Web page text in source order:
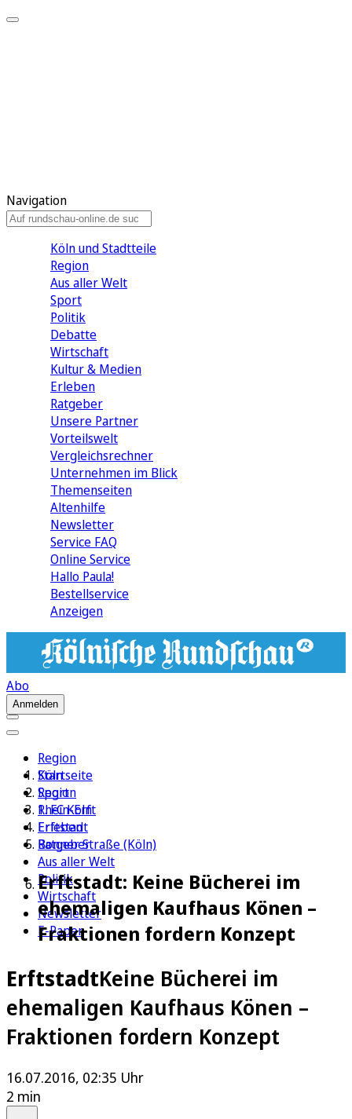
Navigation
Köln und Stadtteile
Region
Aus aller Welt
Sport
Politik
Debatte
Wirtschaft
Kultur & Medien
Erleben
Ratgeber
Unsere Partner
Vorteilswelt
Vergleichsrechner
Unternehmen im Blick
Themenseiten
Altenhilfe
Newsletter
Service FAQ
Online Service
Hallo Paula!
Bestellservice
Anzeigen
Abo
Anmelden
Region
Köln
Sport
1. FC Köln
Erleben
Ratgeber
Aus aller Welt
Politik
Wirtschaft
Newsletter
E-Paper
Startseite
Region
Rhein-Erft
Erftstadt
Bonner Straße (Köln)
Erftstadt: Keine Bücherei im
ehemaligen Kaufhaus Könen –
Fraktionen fordern Konzept
ErftstadtKeine Bücherei im
ehemaligen Kaufhaus Könen –
Fraktionen fordern Konzept
16.07.2016, 02:35 Uhr
2 min